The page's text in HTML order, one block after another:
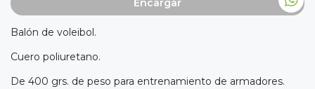
Encargar
Balón de voleibol.
Cuero poliuretano.
De 400 grs. de peso para entrenamiento de armadores.